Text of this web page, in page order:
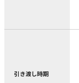
引き渡し時期